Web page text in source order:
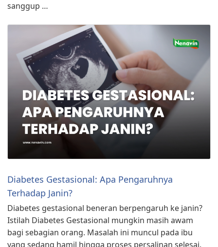
sanggup …
Diabetes Gestasional: Apa Pengaruhnya
Terhadap Janin?
Diabetes gestasional beneran berpengaruh ke janin?
Istilah Diabetes Gestasional mungkin masih awam
bagi sebagian orang. Masalah ini muncul pada ibu
yang sedang hamil hingga proses persalinan selesai.